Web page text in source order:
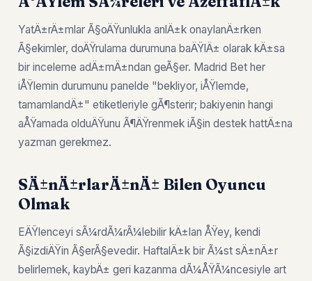
YatÄ±rÄ±mlar Ã§oÄŸunlukla anlÄ±k onaylanÄ±rken
Ã§ekimler, doÄŸrulama durumuna baÄŸlÄ± olarak kÄ±sa
bir inceleme adÄ±mÄ±ndan geÃ§er. Madrid Bet her
iÅŸlemin durumunu panelde "bekliyor, iÅŸlemde,
tamamlandÄ±" etiketleriyle gÃ¶sterir; bakiyenin hangi
aÅŸamada olduÄŸunu Ã¶ÄŸrenmek iÃ§in destek hattÄ±na
yazman gerekmez.
SÄ±nÄ±rlarÄ±nÄ± Bilen Oyuncu
Olmak
EÄŸlenceyi sÃ¼rdÃ¼rÃ¼lebilir kÄ±lan ÅŸey, kendi
Ã§izdiÄŸin Ã§erÃ§evedir. HaftalÄ±k bir Ã¼st sÄ±nÄ±r
belirlemek, kaybÄ± geri kazanma dÃ¼ÅŸÃ¼ncesiyle art